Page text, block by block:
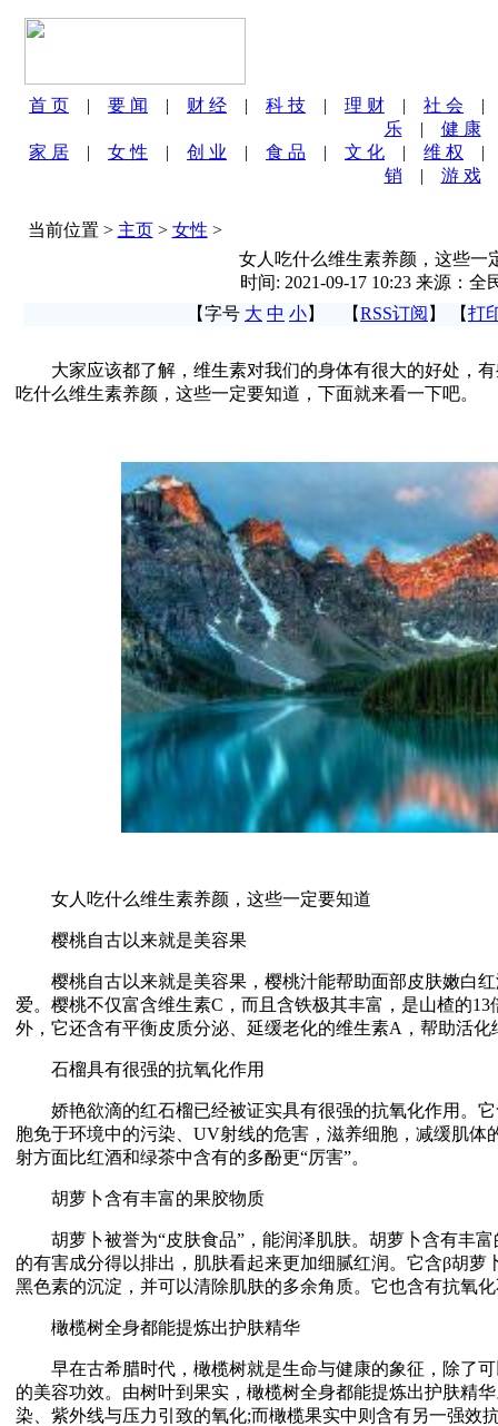
首 页 | 要 闻 | 财 经 | 科 技 | 理 财 | 社 会
乐| 健 康
家 居 | 女 性 | 创 业 | 食 品 | 文 化 | 维 权
销 | 游 戏
当前位置 > 主页> 女性 >
女人吃什么维生素养颜，这些一
时间: 2021-09-17 10:23 来源：全
【字号 大 中 小】 【RSS订阅 】 【打
大家应该都了解，维生素对我们的身体有很大的好处，有
吃什么维生素养颜，这些一定要知道，下面就来看一下吧。
女人吃什么维生素养颜，这些一定要知道
樱桃自古以来就是美容果
樱桃自古以来就是美容果，樱桃汁能帮助面部皮肤嫩白红
爱。樱桃不仅富含维生素C，而且含铁极其丰富，是山楂的
外，它还含有平衡皮质分泌、延缓老化的维生素A，帮助活化
石榴具有很强的抗氧化作用
娇艳欲滴的红石榴已经被证实具有很强的抗氧化作用。它
胞免于环境中的污染、UV射线的危害，滋养细胞，减缓肌体
射方面比红酒和绿茶中含有的多酚更“厉害”。
胡萝卜含有丰富的果胶物质
胡萝卜被誉为“皮肤食品”，能润泽肌肤。胡萝卜含有丰富
的有害成分得以排出，肌肤看起来更加细腻红润。它含β胡萝
黑色素的沉淀，并可以清除肌肤的多余角质。它也含有抗氧
橄榄树全身都能提炼出护肤精华
早在古希腊时代，橄榄树就是生命与健康的象征，除了可
的美容功效。由树叶到果实，橄榄树全身都能提炼出护肤精
染、紫外线与压力引致的氧化;而橄榄果实中则含有另一强